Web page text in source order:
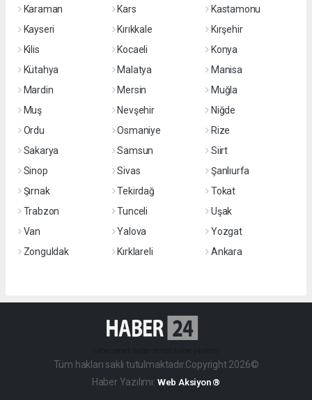
Karaman
Kars
Kastamonu
Kayseri
Kırıkkale
Kırşehir
Kilis
Kocaeli
Konya
Kütahya
Malatya
Manisa
Mardin
Mersin
Muğla
Muş
Nevşehir
Niğde
Ordu
Osmaniye
Rize
Sakarya
Samsun
Siirt
Sinop
Sivas
Şanlıurfa
Şırnak
Tekirdağ
Tokat
Trabzon
Tunceli
Uşak
Van
Yalova
Yozgat
Zonguldak
Kırklareli Ankara
Tüm hakları saklı tutulmaktadır.Copyright 2026©
Haber Yazılımı: Web Aksiyon ®